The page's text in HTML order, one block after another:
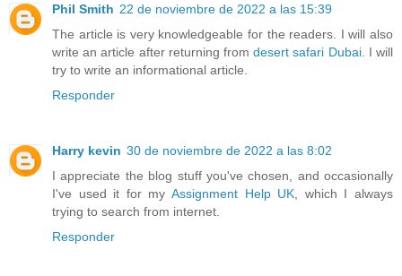
Phil Smith 22 de noviembre de 2022 a las 15:39
The article is very knowledgeable for the readers. I will also
write an article after returning fromdesert safari Dubai. I will
try to write an informational article.
Responder
Harry kevin 30 de noviembre de 2022 a las 8:02
I appreciate the blog stuff you've chosen, and occasionally
I've used it for my Assignment Help UK , which I always
trying to search from internet.
Responder